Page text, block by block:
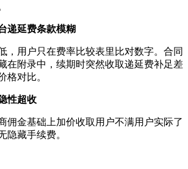
递延费条款模糊
，用户只在费率比较表里比对数字。合同
在附录中，续期时突然收取递延费补足差
格对比。
性超收
佣金基础上加价收取用户不满用户实际了
隐藏手续费。